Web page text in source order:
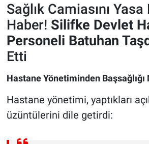
Sağlık Camiasını Yasa
Haber! Silifke Devlet
Personeli Batuhan
Etti
Hastane Yönetiminden Başsağlığı
Hastane yönetimi, yaptıkları
üzüntülerini dile getirdi: